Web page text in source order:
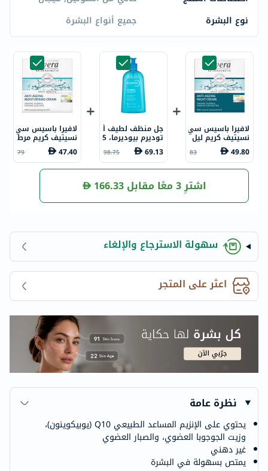
نوع البشرة
جميع أنواع البشرة
لافيرا باسيس سي
نسيتيف كريم ليل
ي Q10 مضاد للشي
خوخة 50 مل
49.80
83
جل منظف لطيف أ
توديرم بيوديرما، 5
00 مل
69.13
98.75
لافيرا باسيس سي
نسيتيف كريم مرط
ب بمركب كيو10 م
ضاد للشيخوخة 50
مل
47.40
79
اشترِ 3 معًا مقابل 166.33
سهولة الاسترجاع والإلغاء
اعثر على المتجر
نظرة عامة
يحتوي على الإنزيم المساعد الطبيعي Q10 (يوبيكوينون)،
وزيت الجوجوبا العضوي، والصبار العضوي
غير دهني
يمتص بسهولة في البشرة